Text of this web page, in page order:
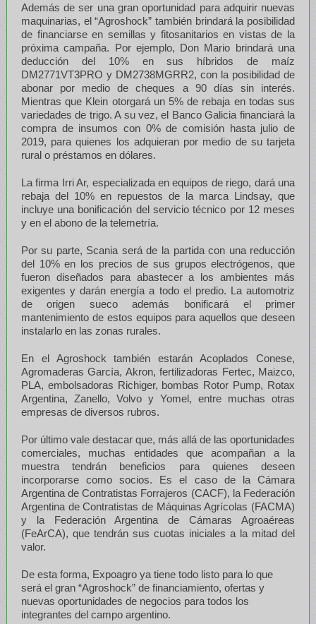
Además de ser una gran oportunidad para adquirir nuevas
maquinarias, el “Agroshock” también brindará la posibilidad
de financiarse en semillas y fitosanitarios en vistas de la
próxima campaña. Por ejemplo, Don Mario brindará una
deducción del 10% en sus híbridos de maíz
DM2771VT3PRO y DM2738MGRR2, con la posibilidad de
abonar por medio de cheques a 90 días sin interés.
Mientras que Klein otorgará un 5% de rebaja en todas sus
variedades de trigo. A su vez, el Banco Galicia financiará la
compra de insumos con 0% de comisión hasta julio de
2019, para quienes los adquieran por medio de su tarjeta
rural o préstamos en dólares.
La firma Irri Ar, especializada en equipos de riego, dará una
rebaja del 10% en repuestos de la marca Lindsay, que
incluye una bonificación del servicio técnico por 12 meses
y en el abono de la telemetría.
Por su parte, Scania será de la partida con una reducción
del 10% en los precios de sus grupos electrógenos, que
fueron diseñados para abastecer a los ambientes más
exigentes y darán energía a todo el predio. La automotriz
de origen sueco además bonificará el primer
mantenimiento de estos equipos para aquellos que deseen
instalarlo en las zonas rurales.
En el Agroshock también estarán Acoplados Conese,
Agromaderas García, Akron, fertilizadoras Fertec, Maizco,
PLA, embolsadoras Richiger, bombas Rotor Pump, Rotax
Argentina, Zanello, Volvo y Yomel, entre muchas otras
empresas de diversos rubros.
Por último vale destacar que, más allá de las oportunidades
comerciales, muchas entidades que acompañan a la
muestra tendrán beneficios para quienes deseen
incorporarse como socios. Es el caso de la Cámara
Argentina de Contratistas Forrajeros (CACF), la Federación
Argentina de Contratistas de Máquinas Agrícolas (FACMA)
y la Federación Argentina de Cámaras Agroaéreas
(FeArCA), que tendrán sus cuotas iniciales a la mitad del
valor.
De esta forma, Expoagro ya tiene todo listo para lo que
será el gran “Agroshock” de financiamiento, ofertas y
nuevas oportunidades de negocios para todos los
integrantes del campo argentino.